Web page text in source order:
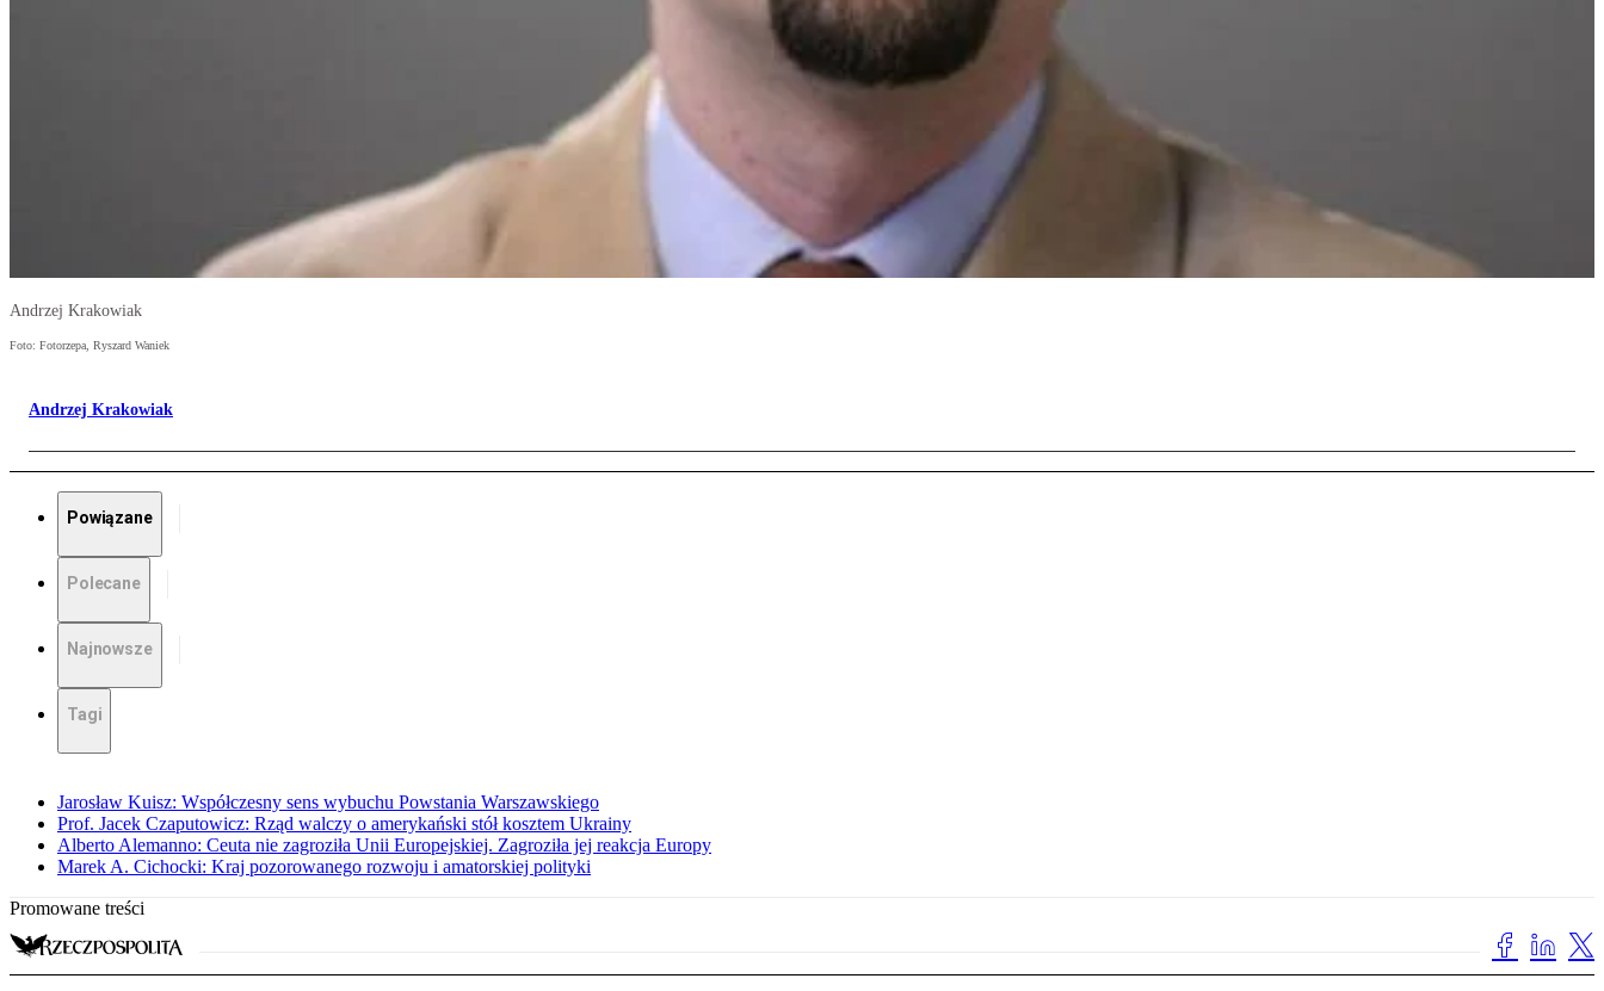
Andrzej Krakowiak
Foto: Fotorzepa, Ryszard Waniek
Andrzej Krakowiak
Powiązane
Polecane
Najnowsze
Tagi
Jarosław Kuisz: Współczesny sens wybuchu Powstania Warszawskiego
Prof. Jacek Czaputowicz: Rząd walczy o amerykański stół kosztem Ukrainy
Alberto Alemanno: Ceuta nie zagroziła Unii Europejskiej. Zagroziła jej reakcja Europy
Marek A. Cichocki: Kraj pozorowanego rozwoju i amatorskiej polityki
Promowane treści